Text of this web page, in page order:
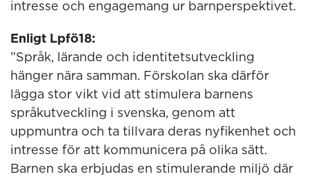
intresse och engagemang ur barnperspektivet.
Enligt Lpfö18:
”Språk, lärande och identitetsutveckling
hänger nära samman. Förskolan ska därför
lägga stor vikt vid att stimulera barnens
språkutveckling i svenska, genom att
uppmuntra och ta tillvara deras nyfikenhet och
intresse för att kommunicera på olika sätt.
Barnen ska erbjudas en stimulerande miljö där